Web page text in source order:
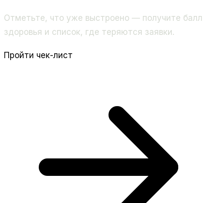
Отметьте, что уже выстроено — получите балл
здоровья и список, где теряются заявки.
Пройти чек-лист